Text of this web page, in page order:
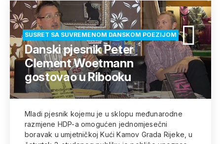
SUSRET SA SUVREMENOM DANSKOM POEZIJOM
Danski pjesnik Peter
Clement Woetmann
gostovao u Ribooku
Mladi pjesnik kojemu je u sklopu međunarodne
razmjene HDP-a omogućen jednomjesečni
boravak u umjetničkoj Kući Kamov Grada Rijeke, u